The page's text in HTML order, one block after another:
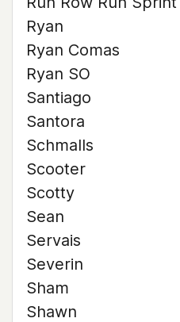
Ryan
Ryan Comas
Ryan SO
Santiago
Santora
Schmalls
Scooter
Scotty
Sean
Servais
Severin
Sham
Shawn